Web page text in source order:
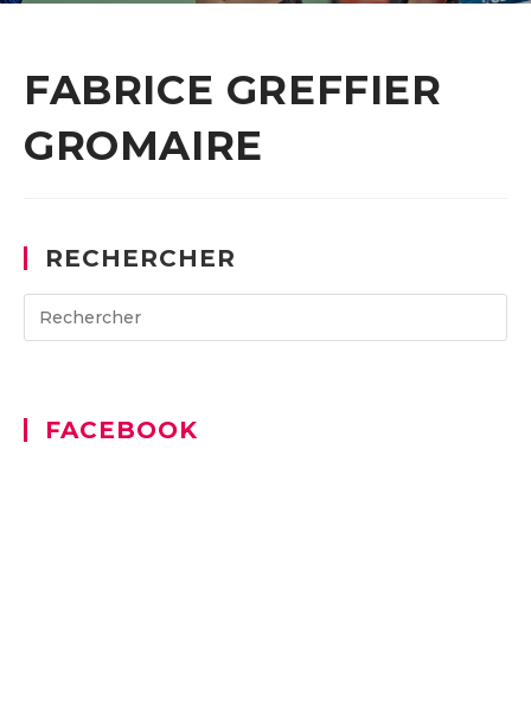
FABRICE GREFFIER
GROMAIRE
RECHERCHER
Search
for:
FACEBOOK